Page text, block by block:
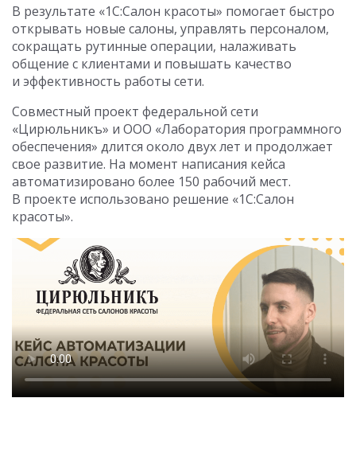
В результате «1С:Салон красоты» помогает быстро
открывать новые салоны, управлять персоналом,
сокращать рутинные операции, налаживать
общение с клиентами и повышать качество
и эффективность работы сети.
Совместный проект федеральной сети
«Цирюльникъ» и ООО «Лаборатория программного
обеспечения» длится около двух лет и продолжает
свое развитие. На момент написания кейса
автоматизировано более 150 рабочий мест.
В проекте использовано решение «1С:Салон
красоты».